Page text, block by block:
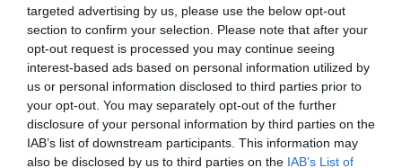
targeted advertising by us, please use the below opt-out
section to confirm your selection. Please note that after your
opt-out request is processed you may continue seeing
interest-based ads based on personal information utilized by
us or personal information disclosed to third parties prior to
your opt-out. You may separately opt-out of the further
disclosure of your personal information by third parties on the
IAB’s list of downstream participants. This information may
also be disclosed by us to third parties on the IAB’s List of
VIDEO
ΕΞΟΠΛΙΣΜΟΣ
ΘΕΣΣΑΛΟΝΙΚΗ BOAT & FISHING SHOW 2025
BOAT & FISHING SHOW 2025
Σεμινάρια ψαρέματος στο Captain Hook
Γενιτσαρίδης
Το Σάββατο 7 Φεβρουαρίου πραγματοποιήθηκε στο
κατάστημα Captain Hook Γενιτσαρίδης στο Ηράκλειο
Κρήτης σεμινάριο ψαρέματος με την τεχνική μολύβι
φύλακα από το Νίκο Γαλανό ενώ στη συνέχεια ο
Μανώλης Δαμιανάκης έλυσε απορίες στους